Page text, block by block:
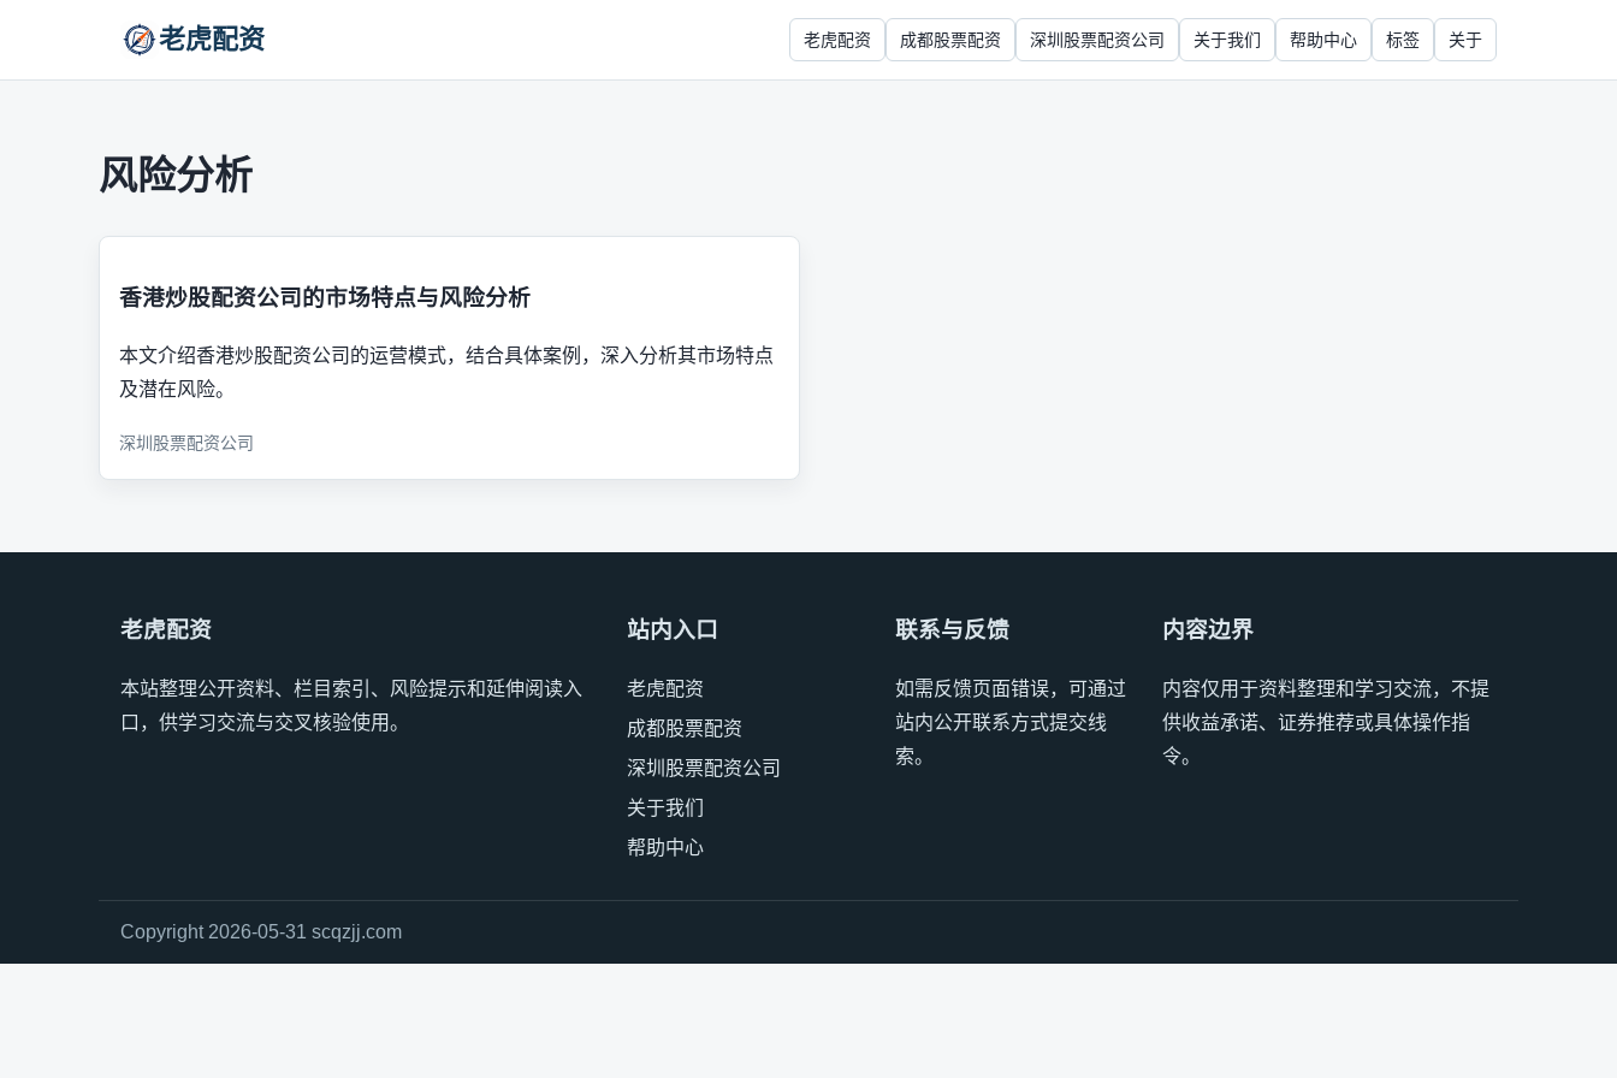
老虎配资 老虎配资 成都股票配资 深圳股票配资公司 关于我们 帮助中心 标签 关于
风险分析
香港炒股配资公司的市场特点与风险分析
本文介绍香港炒股配资公司的运营模式，结合具体案例，深入分析其市场特点
及潜在风险。
深圳股票配资公司
老虎配资
本站整理公开资料、栏目索引、风险提示和延伸阅读入
口，供学习交流与交叉核验使用。
站内入口
老虎配资
成都股票配资
深圳股票配资公司
关于我们
帮助中心
联系与反馈
如需反馈页面错误，可通过
站内公开联系方式提交线
索。
内容边界
内容仅用于资料整理和学习交流，不提
供收益承诺、证券推荐或具体操作指
令。
Copyright 2026-05-31 scqzjj.com